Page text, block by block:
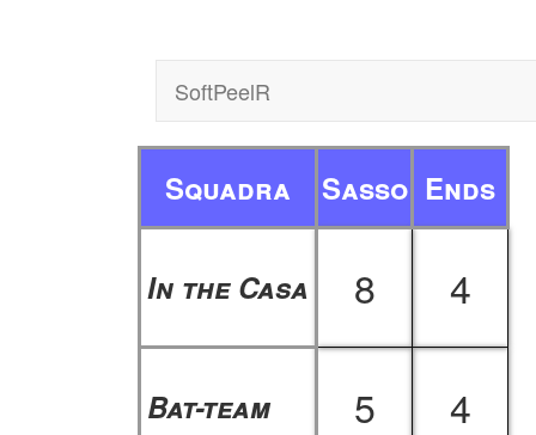
SoftPeelR
Squadra Sasso Ends
In the Casa 8 4
Bat-team 5 4